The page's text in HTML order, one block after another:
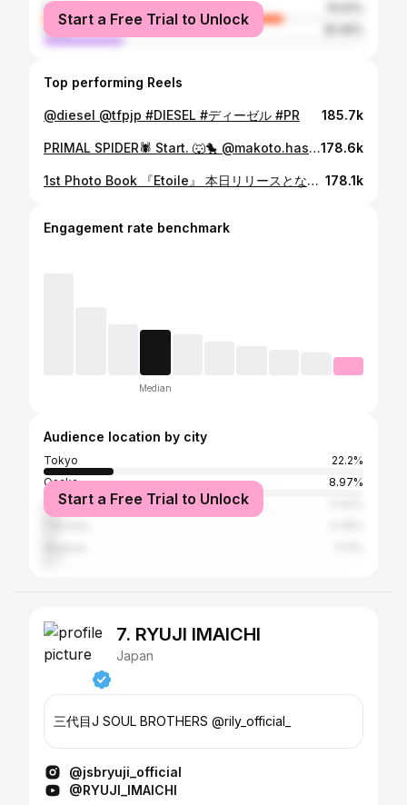
female
male
Start a Free Trial to Unlock
Top performing Reels
@diesel @tfpjp #DIESEL #ディーゼル #PR 185.7k
PRIMAL SPIDER🕷️ Start. 🐺🐤 @makoto.hasegawa.official178.6k
1st Photo Book 『Etoile』 本日リリースとなりました！！🎉📚💫 既に手に取ってくださっった皆様、これから手に取ってくださる皆様、リアクションなども拝見させてもらっていますがたくさんありがとうございます🙇🏻‍♂️✨ 皆様に感謝を込めて……🙏✨ #Etoile #壱番星 178.1k
Engagement rate benchmark
Median
Audience location by city
Tokyo
22.2%
Osaka
8.97%
Urayasu
Start a Free Trial to Unlock
7. RYUJI IMAICHI
Japan
三代目J SOUL BROTHERS @rily_official_
@jsbryuji_official
@RYUJI_IMAICHI